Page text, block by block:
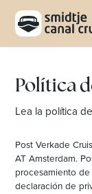
Política
Lea la política
Post Verkade
AT Amsterdam.
procesamiento
declaración de